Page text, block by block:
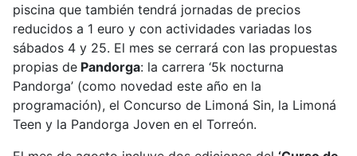
piscina que también tendrá jornadas de precios
reducidos a 1 euro y con actividades variadas los
sábados 4 y 25. El mes se cerrará con las propuestas
propias de Pandorga: la carrera ‘5k nocturna
Pandorga’ (como novedad este año en la
programación), el Concurso de Limoná Sin, la Limoná
Teen y la Pandorga Joven en el Torreón.